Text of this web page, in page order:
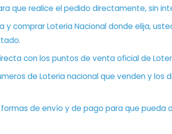
que realice el pedido directamente, sin
y comprar Loteria Nacional donde elija,
con los puntos de venta oficial de
de Loteria nacional que venden y los
de envío y de pago para que pueda